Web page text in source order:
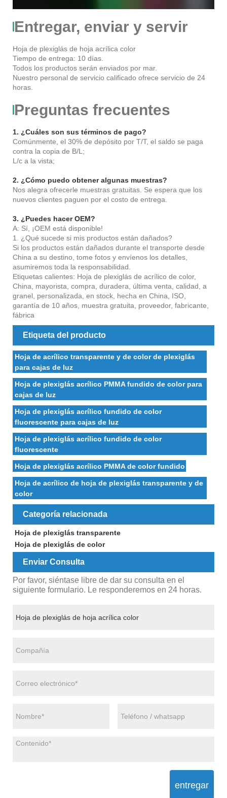
Entregar, enviar y servir
Hoja de plexiglás de hoja acrílica color
Tiempo de entrega: 10 días.
Todos los productos serán enviados por mar.
Nuestro personal de servicio calificado ofrece servicio de 24
horas.
Preguntas frecuentes
1. ¿Cuáles son sus términos de pago?
Comúnmente, el 30% de depósito por T/T, el saldo se paga
contra la copia de B/L;
L/c a la vista;
2. ¿Cómo puedo obtener algunas muestras?
Nos alegra ofrecerle muestras gratuitas. Se espera que los
nuevos clientes paguen por el costo de entrega.
3. ¿Puedes hacer OEM?
A: Sí, ¡OEM está disponible!
1. ¿Qué sucede si mis productos están dañados?
Si los productos están dañados durante el transporte desde
China a su destino, tome fotos y envíenos los detalles,
asumiremos toda la responsabilidad.
Etiquetas calientes: Hoja de plexiglás de acrílico de color,
China, mayorista, compra, duradera, última venta, calidad, a
granel, personalizada, en stock, hecha en China, ISO,
garantía de 10 años, muestra gratuita, proveedor, fabricante,
fábrica
Etiqueta del producto
Hoja de acrílico transparente y de color de plexiglás
para cajas de luz
Hoja de plexiglás acrílico PMMA fundido de color para
cajas de luz
Hoja de plexiglás acrílico fundido de color
fluorescente para cajas de luz
Hoja de plexiglás acrílico fundido de color
fluorescente
Hoja de plexiglás acrílico PMMA de color fundido
Hoja de acrílico de hoja de plexiglás transparente y de
color
Categoría relacionada
Hoja de plexiglás transparente
Hoja de plexiglás de color
Enviar Consulta
Por favor, siéntase libre de dar su consulta en el
siguiente formulario. Le responderemos en 24 horas.
entregar